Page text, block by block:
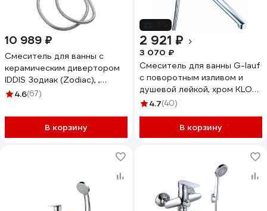
10 989 ₽
Смеситель для ванны с
керамическим дивертором
IDDIS Зодиак (Zodiac), ,
ZODSB02i02
4.6(67)
В корзину
2 921 ₽
3 070 ₽
Смеситель для ванны G-lauf
с поворотным изливом и
душевой лейкой, хром KLO7-
A048
4.7(40)
В корзину